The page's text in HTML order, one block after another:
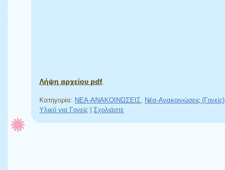
Λήψη αρχείου pdf
Κατηγορία: NEA-ΑΝΑΚΟΙΝΩΣΕΙΣ Νέα-Ανακοινώσεις (Γονείς)
Υλικό για Γονείς
Σχολιάστε